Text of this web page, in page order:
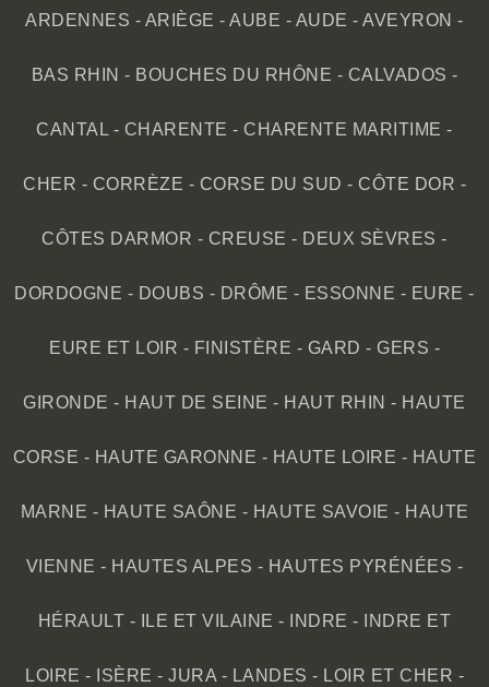
ARDENNES - ARIÈGE -AUBE - AUDE -AVEYRON -
BAS RHIN - BOUCHES DU RHÔNE - CALVADOS -
CANTAL - CHARENTE -CHARENTE MARITIME -
CHER - CORRÈZE - CORSE DU SUD - CÔTE DOR -
CÔTES DARMOR - CREUSE - DEUX SÈVRES -
DORDOGNE - DOUBS - DRÔME - ESSONNE - EURE -
EURE ET LOIR - FINISTÈRE - GARD - GERS -
GIRONDE - HAUT DE SEINE - HAUT RHIN - HAUTE
CORSE - HAUTE GARONNE - HAUTE LOIRE - HAUTE
MARNE - HAUTE SAÔNE - HAUTE SAVOIE - HAUTE
VIENNE - HAUTES ALPES - HAUTES PYRÉNÉES -
HÉRAULT - ILE ET VILAINE - INDRE - INDRE ET
LOIRE - ISÈRE - JURA - LANDES - LOIR ET CHER -